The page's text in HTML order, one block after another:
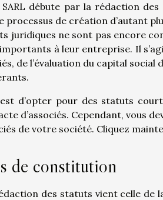
SARL débute par la rédaction
de création d’autant
juridiques ne sont pas encore
à leur entreprise. Il
de l’évaluation du capital
est d’opter pour des statuts
d’associés. Cependant, vous
de votre société. Cliquez
de constitution
des statuts vient celle de